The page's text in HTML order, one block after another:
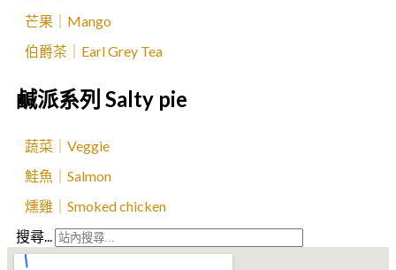
芒果｜Mango
伯爵茶｜Earl Grey Tea
鹹派系列 Salty pie
蔬菜｜Veggie
鮭魚｜Salmon
燻雞｜Smoked chicken
搜尋...